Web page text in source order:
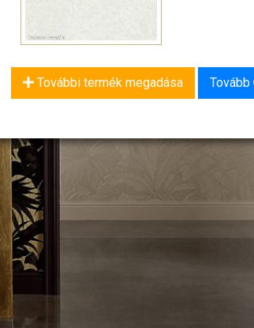
További termék megadása Tovább